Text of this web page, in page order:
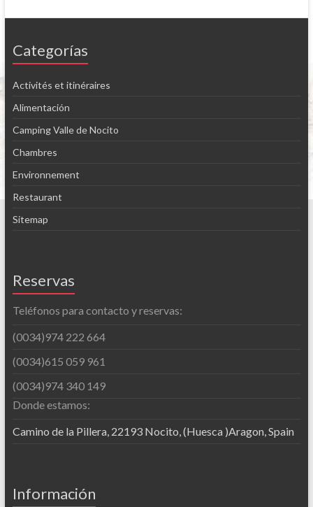
Categorías
Activités et itinéraires
Alimentación
Camping Valle de Nocito
Chambres
Environnement
Restaurant
Sitemap
Reservas
Teléfonos para contacto y reservas:
(0034)974 222 664
(0034)615 059 961
(0034)974 340 149
Donde estamos:
Camino de la Pillera, 22193 Nocito, (Huesca )Aragon, Spain
Información